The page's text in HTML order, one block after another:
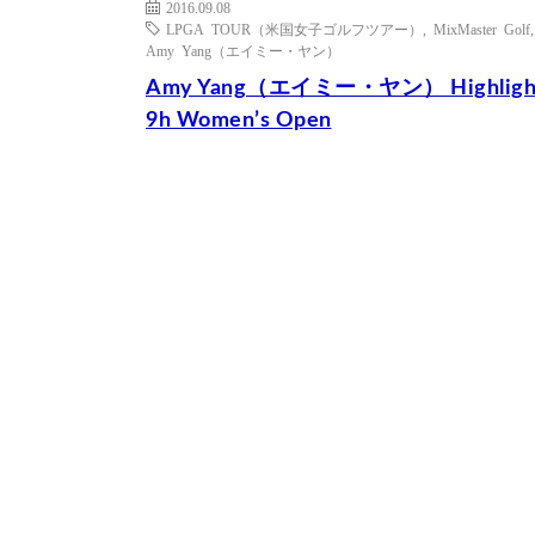
2016.09.08
LPGA TOUR（米国女子ゴルフツアー）
MixMaster Golf
Amy Yang（エイミー・ヤン）
Amy Yang（エイミー・ヤン）
9h Women’s Open